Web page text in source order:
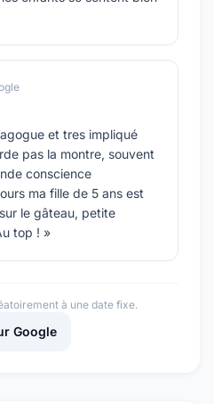
et tres impliqué
pas la montre, souvent
conscience
ma fille de 5 ans est
le gâteau, petite
top ! »
à une date fixe.
Google